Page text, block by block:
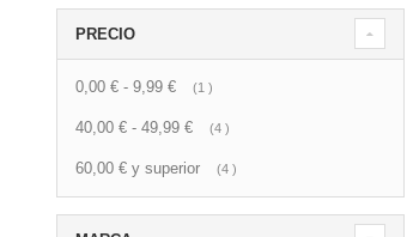
PRECIO
0,00 € - 9,99 € 1 artículo
40,00 € - 49,99 € 4 artículo
60,00 € y superior 4 artículo